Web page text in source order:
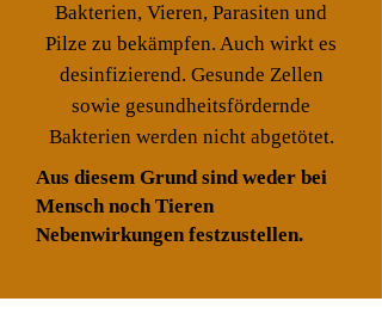
Bakterien, Vieren, Parasiten und
Pilze zu bekämpfen. Auch wirkt es
desinfizierend. Gesunde Zellen
sowie gesundheitsfördernde
Bakterien werden nicht abgetötet.
Aus diesem Grund sind weder bei
Mensch noch Tieren
Nebenwirkungen festzustellen.